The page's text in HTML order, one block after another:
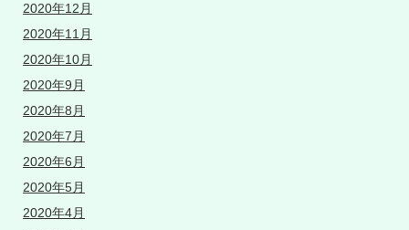
2020年12月
2020年11月
2020年10月
2020年9月
2020年8月
2020年7月
2020年6月
2020年5月
2020年4月